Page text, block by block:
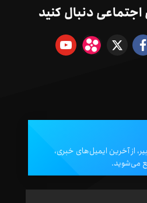
دنبال کنید
از آخرین ایمیل‌های خبری،
می‌شوید.